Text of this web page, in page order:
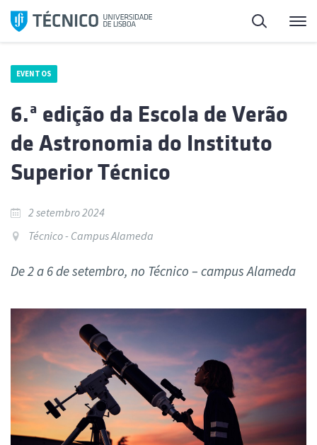
Saltar
para
Pesquisa
EVENTOS
6.ª edição da Escola de Verão
de Astronomia do Instituto
Superior Técnico
2 setembro 2024
Técnico - Campus Alameda
De 2 a 6 de setembro, no Técnico – campus Alameda